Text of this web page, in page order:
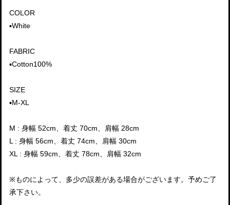
COLOR
▪️White
FABRIC
▪️Cotton100%
SIZE
▪️M-XL
M : 身幅 52cm、着丈 70cm、肩幅 28cm
L : 身幅 56cm、着丈 74cm、肩幅 30cm
XL : 身幅 59cm、着丈 78cm、肩幅 32cm
※ものによって、多少の誤差がある場合がございます。予めご了
承下さい。